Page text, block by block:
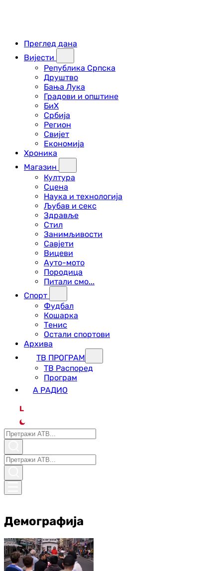
Преглед дана
Вијести
Република Српска
Друштво
Бања Лука
Градови и општине
БиХ
Србија
Регион
Свијет
Економија
Хроника
Магазин
Култура
Сцена
Наука и технологија
Љубав и секс
Здравље
Стил
Занимљивости
Савјети
Вицеви
Ауто-мото
Породица
Питали смо...
Спорт
Фудбал
Кошарка
Тенис
Остали спортови
Архива
ТВ ПРОГРАМ
ТВ Распоред
Програм
А РАДИО
L
Демографија